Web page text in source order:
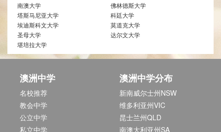
南澳大学
佛林德斯大学
塔斯马尼亚大学
科廷大学
埃迪斯科文大学
莫道克大学
圣母大学
达尔文大学
堪培拉大学
澳洲中学
名校推荐
教会中学
公立中学
私立中学
澳洲中学分布
新南威尔士州NSW
维多利亚州VIC
昆士兰州QLD
南澳大利亚州SA